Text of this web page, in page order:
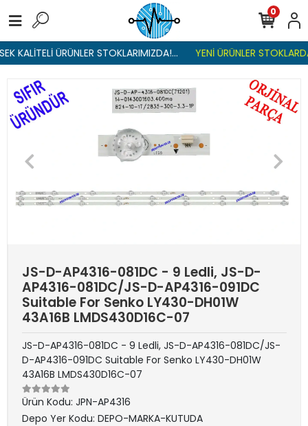
KALİTELİ ÜRÜNLER STOKLARIMIZDA!... YENİ ÜRÜNLER
0
JS-D-AP4316-081DC - 9 Ledli, JS-D-
AP4316-081DC/JS-D-AP4316-091DC
Suitable For Senko LY430-DH01W
43A16B LMDS430D16C-07
JS-D-AP4316-081DC - 9 Ledli, JS-D-AP4316-081DC/JS-
D-AP4316-091DC Suitable For Senko LY430-DH01W
43A16B LMDS430D16C-07
Ürün Kodu: JPN-AP4316
Depo Yer Kodu: DEPO-MARKA-KUTUDA